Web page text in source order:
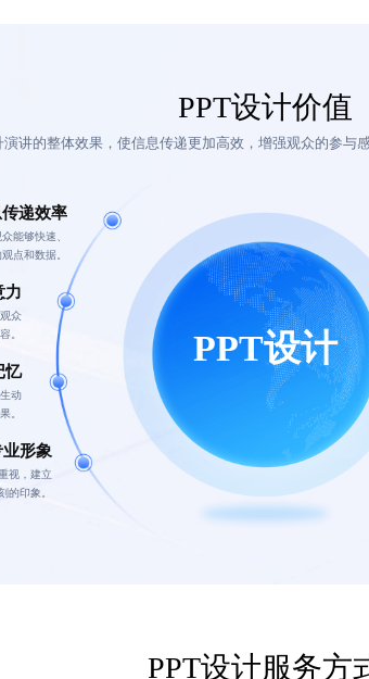
PPT设计价值
演讲的整体效果，使信息传递更加高效，增强观众的参与
PPT设计
递效率
能够快速、
点和数据。
力
众
。
忆
动
。
形象
视，建立
的印象。
PPT设计服务方